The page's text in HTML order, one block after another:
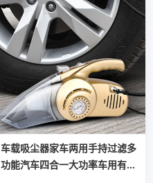
车载吸尘器家车两用手持过滤多
功能汽车四合一大功率车用有线